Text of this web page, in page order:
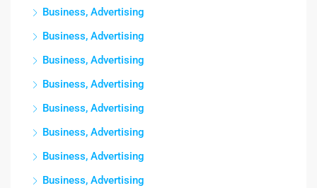
Business, Advertising
Business, Advertising
Business, Advertising
Business, Advertising
Business, Advertising
Business, Advertising
Business, Advertising
Business, Advertising